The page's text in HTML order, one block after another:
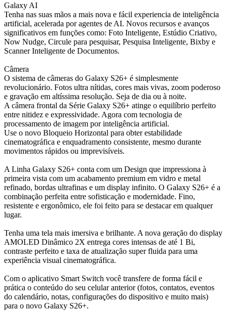
Galaxy AI
Tenha nas suas mãos a mais nova e fácil experiencia de inteligência
artificial, acelerada por agentes de AI. Novos recursos e avanços
significativos em funções como: Foto Inteligente, Estúdio Criativo,
Now Nudge, Circule para pesquisar, Pesquisa Inteligente, Bixby e
Scanner Inteligente de Documentos.
Câmera
O sistema de câmeras do Galaxy S26+ é simplesmente
revolucionário. Fotos ultra nítidas, cores mais vivas, zoom poderoso
e gravação em altíssima resolução. Seja de dia ou à noite.
A câmera frontal da Série Galaxy S26+ atinge o equilíbrio perfeito
entre nitidez e expressividade. Agora com tecnologia de
processamento de imagem por inteligência artificial.
Use o novo Bloqueio Horizontal para obter estabilidade
cinematográfica e enquadramento consistente, mesmo durante
movimentos rápidos ou imprevisíveis.
A Linha Galaxy S26+ conta com um Design que impressiona à
primeira vista com um acabamento premium em vidro e metal
refinado, bordas ultrafinas e um display infinito. O Galaxy S26+ é a
combinação perfeita entre sofisticação e modernidade. Fino,
resistente e ergonômico, ele foi feito para se destacar em qualquer
lugar.
Tenha uma tela mais imersiva e brilhante. A nova geração do display
AMOLED Dinâmico 2X entrega cores intensas de até 1 Bi,
contraste perfeito e taxa de atualização super fluida para uma
experiência visual cinematográfica.
Com o aplicativo Smart Switch você transfere de forma fácil e
prática o conteúdo do seu celular anterior (fotos, contatos, eventos
do calendário, notas, configurações do dispositivo e muito mais)
para o novo Galaxy S26+.